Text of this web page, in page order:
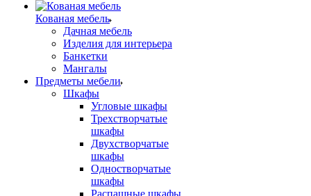
Кованая мебель
Дачная мебель
Изделия для интерьера
Банкетки
Мангалы
Предметы мебели
Шкафы
Угловые шкафы
Трехстворчатые
шкафы
Двухстворчатые
шкафы
Одностворчатые
шкафы
Распашные шкафы